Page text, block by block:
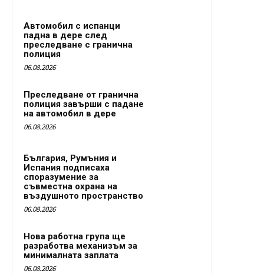
Автомобил с испанци
падна в дере след
преследване с гранична
полиция
06.08.2026
Преследване от гранична
полиция завърши с падане
на автомобил в дере
06.08.2026
България, Румъния и
Испания подписаха
споразумение за
съвместна охрана на
въздушното пространство
06.08.2026
Нова работна група ще
разработва механизъм за
минималната заплата
06.08.2026